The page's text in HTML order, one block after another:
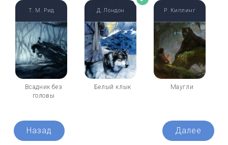
Всадник без
головы
Т. М. Рид
Белый клык
Д. Лондон
Маугли
Р. Киплинг
Назад Далее